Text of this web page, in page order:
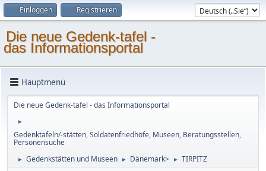
Einloggen Registrieren
Die neue Gedenk-tafel -
das Informationsportal
Hauptmenü
Die neue Gedenk-tafel - das Informationsportal
►
Gedenktafeln/-stätten, Soldatenfriedhöfe, Museen, Beratungsstellen,
Personensuche
► Gedenkstätten und Museen ► Dänemark> ► TIRPITZ